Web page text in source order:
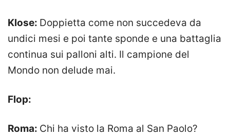
Klose: Doppietta come non succedeva da
undici mesi e poi tante sponde e una battaglia
continua sui palloni alti. Il campione del
Mondo non delude mai.
Flop:
Roma: Chi ha visto la Roma al San Paolo?